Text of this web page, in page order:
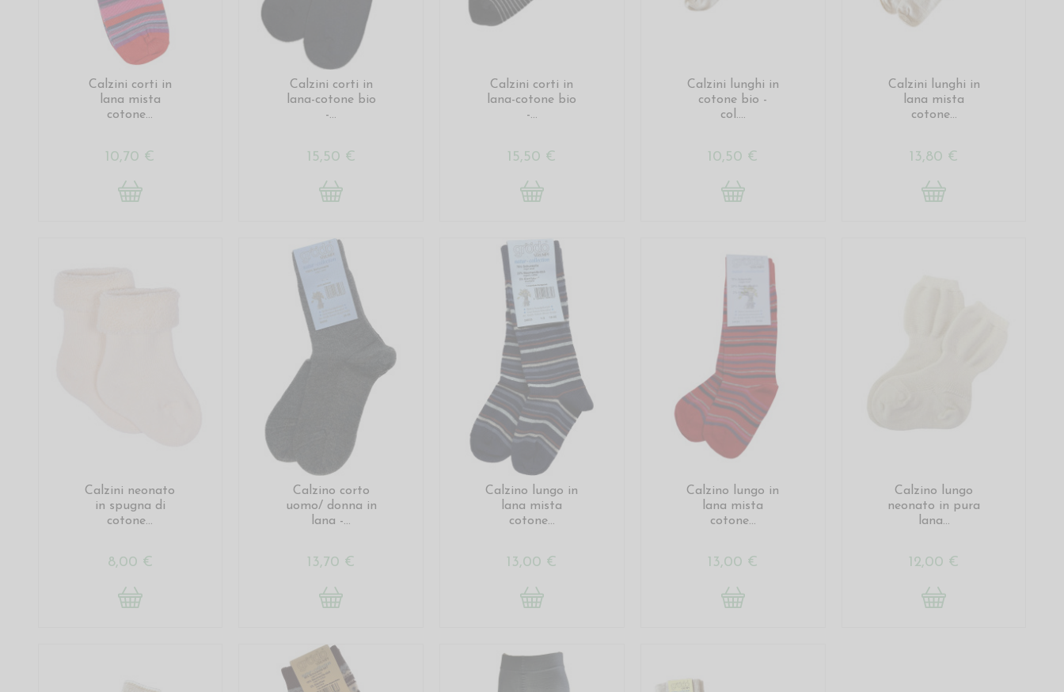
Calzini corti in
lana mista
cotone...
10,70 €
Calzini corti in
lana-cotone bio
-...
15,50 €
Calzini corti in
lana-cotone bio
-...
15,50 €
Calzini lunghi in
cotone bio -
col....
10,50 €
Calzini lunghi in
lana mista
cotone...
13,80 €
Calzini neonato
in spugna di
cotone...
8,00 €
Calzino corto
uomo/ donna in
lana -...
13,70 €
Calzino lungo in
lana mista
cotone...
13,00 €
Calzino lungo in
lana mista
cotone...
13,00 €
Calzino lungo
neonato in pura
lana...
12,00 €